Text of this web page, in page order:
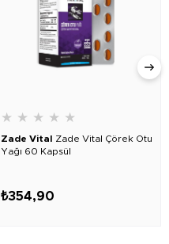
★ ★ ★ ★ ★
Zade Vital Zade Vital Çörek Otu
Yağı 60 Kapsül
₺354,90